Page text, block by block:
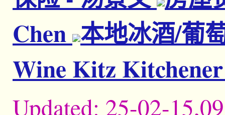
Chen 本地冰酒/葡
Wine Kitz
Updated: 25-02-